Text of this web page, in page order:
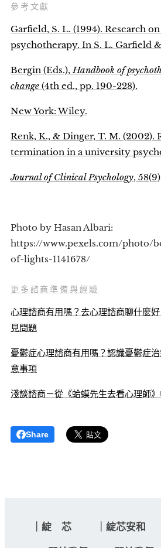
參考文獻
Garfield, S. L. (1994). Research
psychotherapy. In S. L. Garfield
Bergin (Eds.),Handbook of
change (4th ed., pp. 190-228).
New York: Wiley.
Renk, K., & Dinger, T. M. (2002).
termination in a university
Journal of Clinical Psychology,
Photo by Hasan Albari:
https://www.pexels.com/photo/
of-lights-1141678/
更多諮商準備與經驗
心理諮商有用嗎？去心理諮商聊什麼
見問題
憂鬱症心理諮商有用嗎？認識憂鬱症
意事項
淺談諮商－從《蛤蟆先生去看心理師
Share
｜綻 芯 ｜綻芯安和